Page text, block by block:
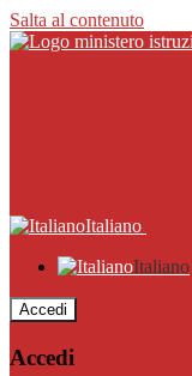
Salta al contenuto
Italiano
Italiano
Accedi
Accedi